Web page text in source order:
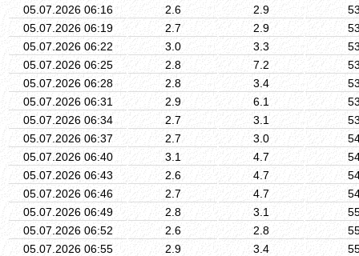
05.07.2026 06:16 2.6 2.9
05.07.2026 06:19
2.7 2.9
05.07.2026 06:22
3.0 3.3
05.07.2026 06:25
2.8 7.2
05.07.2026 06:28
2.8 3.4
05.07.2026 06:31
2.9 6.1
05.07.2026 06:34
2.7 3.1
05.07.2026 06:37
2.7 3.0
05.07.2026 06:40
3.1 4.7
05.07.2026 06:43
2.6 4.7
05.07.2026 06:46
2.7 4.7
05.07.2026 06:49
2.8 3.1
05.07.2026 06:52
2.6 2.8
05.07.2026 06:55
2.9 3.4